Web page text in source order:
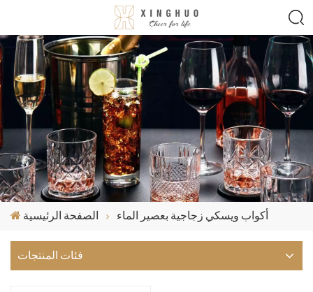
الصفحة الرئيسية أكواب ويسكي زجاجية بعصير الماء
فئات المنتجات